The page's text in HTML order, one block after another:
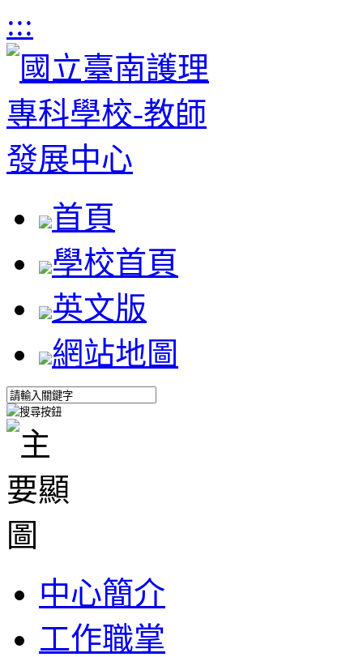
:::
首頁
學校首頁
英文版
網站地圖
中心簡介
工作職掌